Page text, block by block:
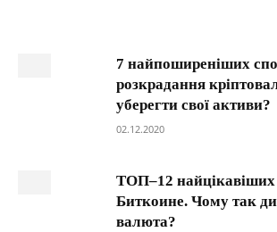
7 найпоширеніших
розкрадання
уберегти свої активи?
02.12.2020
ТОП–12 найцікавіших
Биткоине. Чому так
валюта?